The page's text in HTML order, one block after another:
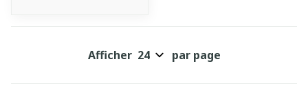
Afficher par page